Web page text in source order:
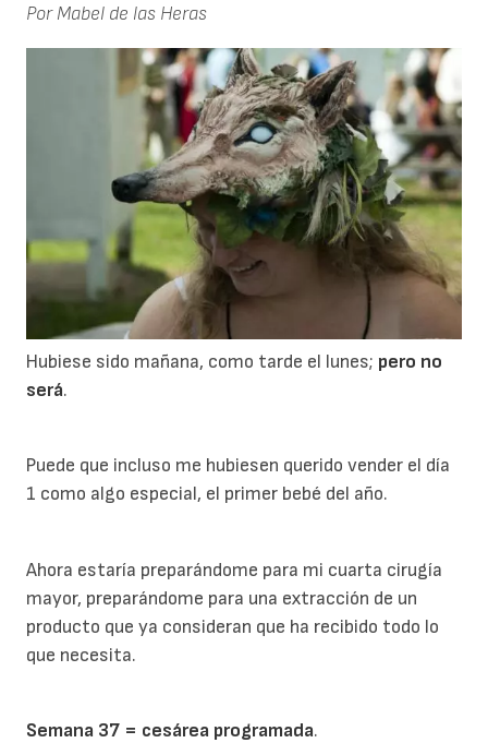
Por Mabel de las Heras
Hubiese sido mañana, como tarde el lunes; pero no
será.
Puede que incluso me hubiesen querido vender el día
1 como algo especial, el primer bebé del año.
Ahora estaría preparándome para mi cuarta cirugía
mayor, preparándome para una extracción de un
producto que ya consideran que ha recibido todo lo
que necesita.
Semana 37 = cesárea programada.